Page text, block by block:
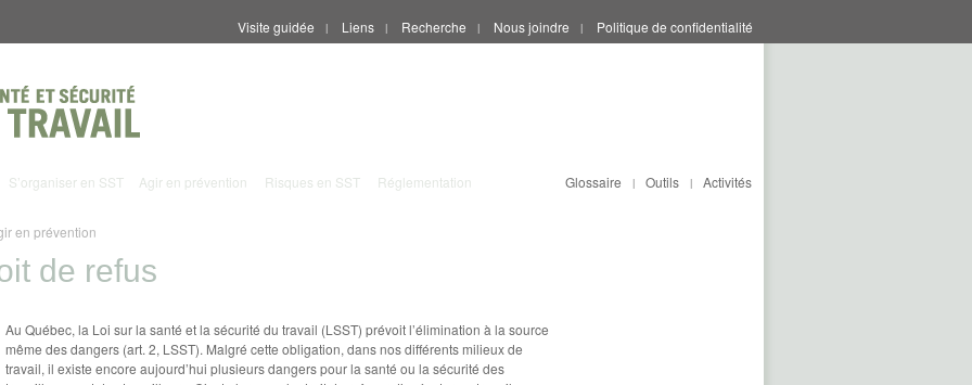
Visite guidée | Liens | Recherche | Nous joindre | Politique de confidentialité
S’organiser en SST Agir en prévention Risques en SST Réglementation Activités
Outils |
Glossaire |
en prévention
de refus
Au Québec, la Loi sur la santé et la sécurité du travail (LSST) prévoit l’élimination à la source
même des dangers (art. 2, LSST). Malgré cette obligation, dans nos différents milieux de
travail, il existe encore aujourd’hui plusieurs dangers pour la santé ou la sécurité des